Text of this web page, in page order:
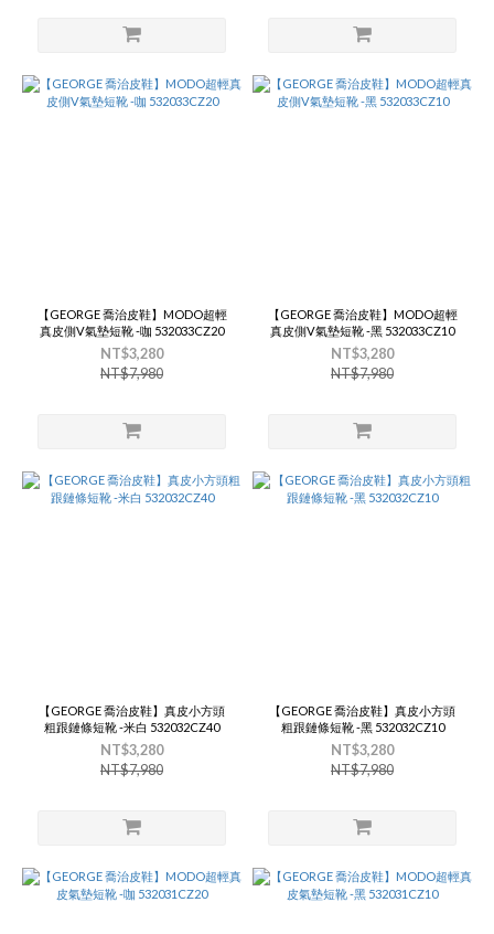
【GEORGE 喬治皮鞋】MODO超輕
真皮側V氣墊短靴 -咖 532033CZ20
NT$3,280
NT$7,980
【GEORGE 喬治皮鞋】MODO超輕
真皮側V氣墊短靴 -黑 532033CZ10
NT$3,280
NT$7,980
【GEORGE 喬治皮鞋】真皮小方頭
粗跟鏈條短靴 -米白 532032CZ40
NT$3,280
NT$7,980
【GEORGE 喬治皮鞋】真皮小方頭
粗跟鏈條短靴 -黑 532032CZ10
NT$3,280
NT$7,980